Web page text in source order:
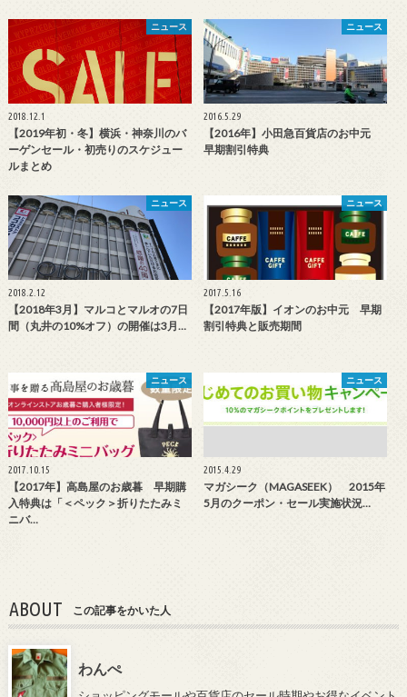
ニュース
2018.12.1
【2019年初・冬】横浜・神奈川のバ
ーゲンセール・初売りのスケジュー
ルまとめ
ニュース
2016.5.29
【2016年】小田急百貨店のお中元
早期割引特典
ニュース
2018.2.12
【2018年3月】マルコとマルオの7日
間（丸井の10%オフ）の開催は3月…
ニュース
2017.5.16
【2017年版】イオンのお中元 早期
割引特典と販売期間
ニュース
2017.10.15
【2017年】高島屋のお歳暮 早期購
入特典は「＜ペック＞折りたたみミ
ニバ…
ニュース
2015.4.29
マガシーク（MAGASEEK） 2015年
5月のクーポン・セール実施状況…
ABOUT この記事をかいた人
わんぺ